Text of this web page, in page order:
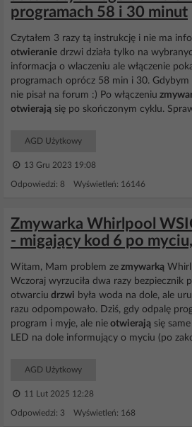
programach 58 i 30 minut
Czytałem 3 razy tą instrukcję i nie ma
otwieranie drzwi działa tylko na
informacja o wlaczeniu ale włączenie
programach oprócz 58 min i 30. Gdybym
nie pisał na forum :) Po włączeniu
otwierają się po skończonym cyklu.
AGD Użytkowy
13 Gru 2023 19:08
Odpowiedzi: 8 Wyświetleń: 16146
Zmywarka Whirlpool
- migający kod 6 po
Witam, Mam problem ze zmywarką
Wczoraj wyrzuciła dwa razy bezpiecznik
otwarciu drzwi była woda na dole, ale
razu odpompowało. Dziś, gdy odpalę
program i myje, ale nie otwierają się
LED na dole informujący o myciu (po
AGD Użytkowy
11 Lut 2025 12:28
Odpowiedzi: 3 Wyświetleń: 168